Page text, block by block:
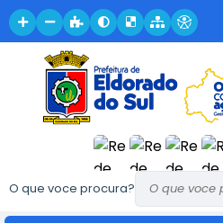
O que voce procura?